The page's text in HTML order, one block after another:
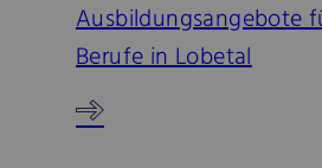
Ausbildungsangebote
Berufe in Lobetal